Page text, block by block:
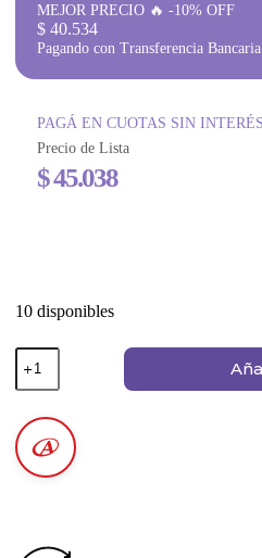
MEJOR PRECIO 🔥 -10% OFF
$ 40.534
Pagando con Transferencia
PAGÁ EN CUOTAS SIN INTERÉS
Precio de Lista
$45.038
10 disponibles